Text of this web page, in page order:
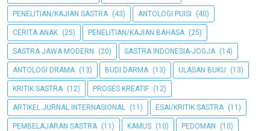
PENELITIAN/KAJIAN SASTRA (43) ANTOLOGI PUISI (40)
CERITA ANAK (25) PENELITIAN/KAJIAN BAHASA (25)
SASTRA JAWA MODERN (20) SASTRA INDONESIA-JOGJA (14)
ANTOLOGI DRAMA (13) BUDI DARMA (13) ULASAN BUKU (13)
KRITIK SASTRA (12) PROSES KREATIF (12)
ARTIKEL JURNAL INTERNASIONAL (11) ESAI/KRITIK SASTRA (11)
PEMBELAJARAN SASTRA (11) KAMUS (10) PEDOMAN (10)